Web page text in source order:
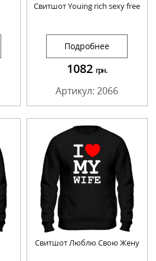
Свитшот Youing rich sexy free
Подробнее
1082 грн.
Артикул: 2066
Свитшот Люблю Свою Жену